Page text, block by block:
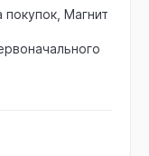
Магнит